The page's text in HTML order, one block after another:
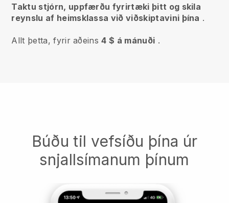
Taktu stjórn, uppfærðu fyrirtæki þitt og skila
reynslu af heimsklassa við viðskiptavini þína .
Allt þetta, fyrir aðeins4 $ á mánuði .
Búðu til vefsíðu þína úr
snjallsímanum þínum